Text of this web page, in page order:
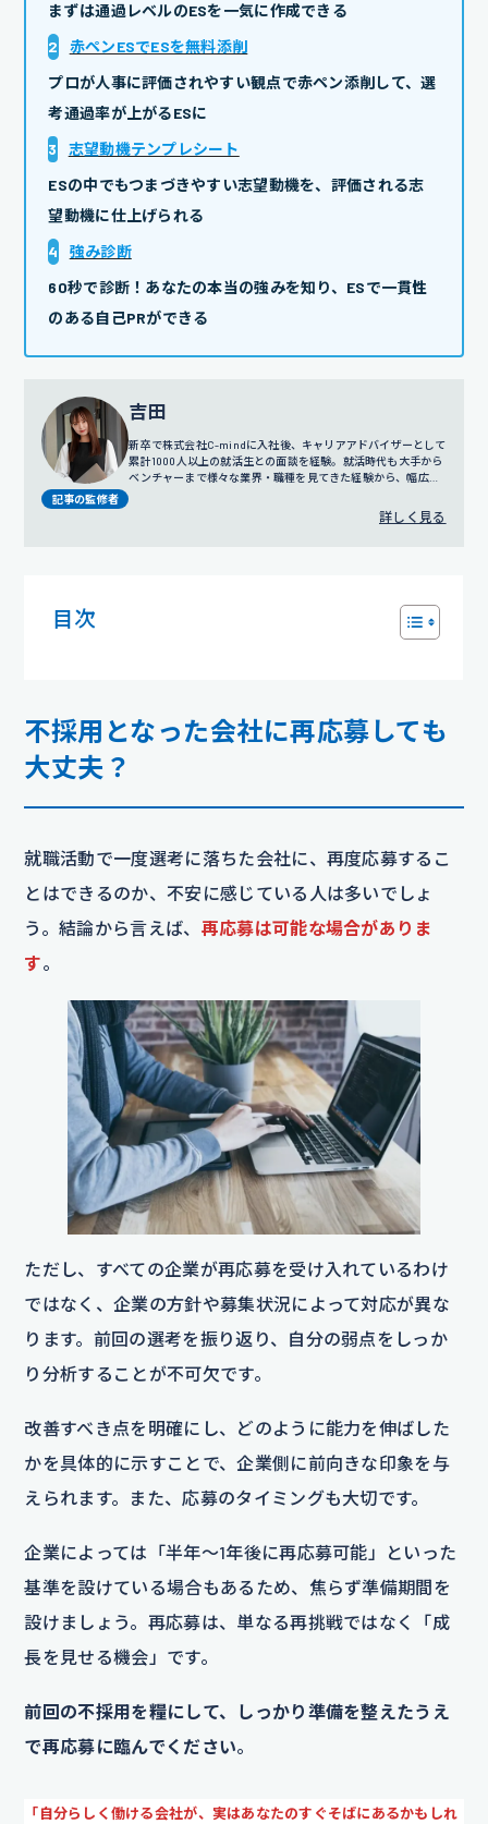
まずは通過レベルのESを一気に作成できる
2
赤ペンESでESを無料添削
プロが人事に評価されやすい観点で赤ペン添削して、選
考通過率が上がるESに
3
志望動機テンプレシート
ESの中でもつまづきやすい志望動機を、評価される志
望動機に仕上げられる
4
強み診断
60秒で診断！あなたの本当の強みを知り、ESで一貫性
のある自己PRができる
記事の監修者
吉田
新卒で株式会社C-mindに入社後、キャリアアドバイザーとして
累計1000人以上の就活生との面談を経験。就活時代も大手から
ベンチャーまで様々な業界・職種を見てきた経験から、幅広い
詳しく見る
目次
不採用となった会社に再応募しても
大丈夫？
就職活動で一度選考に落ちた会社に、再度応募するこ
とはできるのか、不安に感じている人は多いでしょ
う。結論から言えば、 再応募は可能な場合がありま
す。
ただし、すべての企業が再応募を受け入れているわけ
ではなく、企業の方針や募集状況によって対応が異な
ります。前回の選考を振り返り、自分の弱点をしっか
り分析することが不可欠です。
改善すべき点を明確にし、どのように能力を伸ばした
かを具体的に示すことで、企業側に前向きな印象を与
えられます。また、応募のタイミングも大切です。
企業によっては「半年〜1年後に再応募可能」といった
基準を設けている場合もあるため、焦らず準備期間を
設けましょう。再応募は、単なる再挑戦ではなく「成
長を見せる機会」です。
前回の不採用を糧にして、しっかり準備を整えたうえ
で再応募に臨んでください。
「自分らしく働ける会社が、実はあなたのすぐそばにあるかもしれ